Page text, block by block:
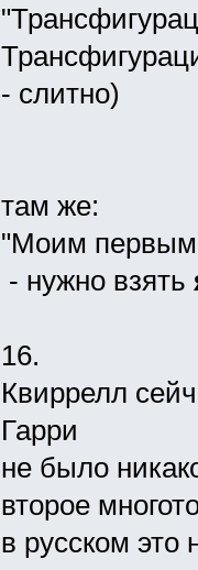
- слитно)
там же:
"Моим первым
- нужно взять
16.
Квиррелл
Гарри
не было
второе
в русском это